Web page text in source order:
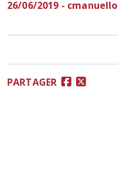
26/06/2019 - cmanuello
PARTAGER